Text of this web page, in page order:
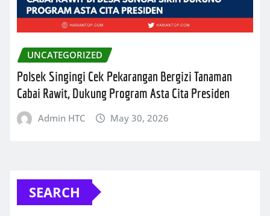
UNCATEGORIZED
Polsek Singingi Cek Pekarangan Bergizi Tanaman
Cabai Rawit, Dukung Program Asta Cita Presiden
Admin HTC May 30, 2026
SEARCH